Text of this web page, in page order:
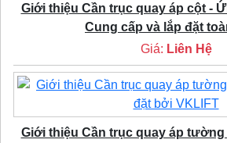
Giới thiệu Cần trục quay áp cột -
Cung cấp và lắp đặt
Giá: Liên Hệ
Giới thiệu Cần trục quay áp tường